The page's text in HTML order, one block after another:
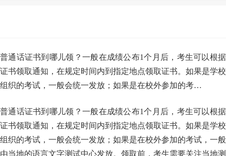
普通话证书到哪儿领？一般在成绩公布1个月后，考生可以根据
证书领取通知，在规定时间内到指定地点领取证书。如果是学校
组织的考试，一般会统一发放；如果是在校外参加的考…
普通话证书到哪儿领？一般在成绩公布1个月后，考生可以根据
证书领取通知，在规定时间内到指定地点领取证书。如果是学校
组织的考试，一般会统一发放；如果是在校外参加的考试，一般
由当地的语言文字测试中心发放。领取前，考生需要关注当地测